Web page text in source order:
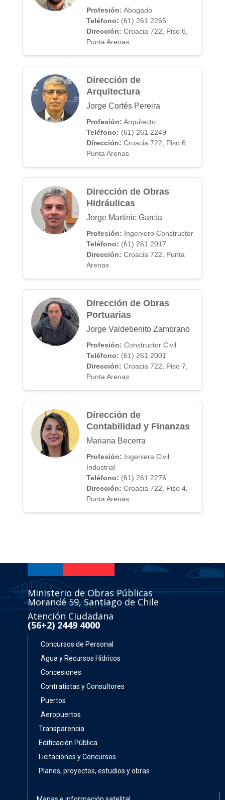
Profesión: Abogado
Teléfono: (61) 261 2265
Dirección: Croacia 722, Piso 6,
Punta Arenas
Dirección de
Arquitectura
Jorge Cortés Pereira
Profesión: Arquitecto
Teléfono: (61) 261 2249
Dirección: Croacia 722, Piso 6,
Punta Arenas
Dirección de Obras
Hidráulicas
Jorge Martinic García
Profesión: Ingeniero Constructor
Teléfono: (61) 261 2017
Dirección: Croacia 722, Punta
Arenas
Dirección de Obras
Portuarias
Jorge Valdebenito Zambrano
Profesión: Constructor Civil
Teléfono: (61) 261 2001
Dirección: Croacia 722, Piso 7,
Punta Arenas
Dirección de
Contabilidad y Finanzas
Mariana Becerra
Profesión: Ingeniera Civil
Industrial
Teléfono: (61) 261 2276
Dirección: Croacia 722, Piso 4,
Punta Arenas
Ministerio de Obras Públicas
Morandé 59, Santiago de Chile
Atención Ciudadana
(56+2) 2449 4000
Concursos de Personal
Agua y Recursos Hídricos
Concesiones
Contratistas y Consultores
Puertos
Aeropuertos
Transparencia
Edificación Pública
Licitaciones y Concursos
Planes, proyectos, estudios y obras